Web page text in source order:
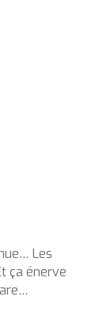
Les
ça énerve